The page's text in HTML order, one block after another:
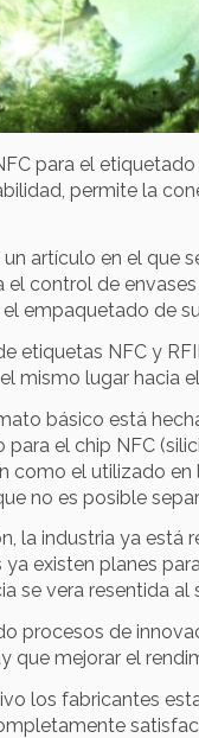
para el
permite la
artículo en el que
control de
empaquetado de
etiquetas NFC y
mismo lugar hacia
básico está
para el chip NFC
como el utilizado
no es posible
la industria ya
existen planes
se vera resentida al
procesos de
que mejorar el
los fabricantes